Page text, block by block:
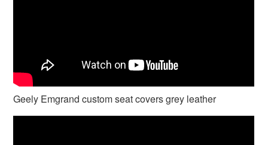
Geely Emgrand custom seat covers grey leather